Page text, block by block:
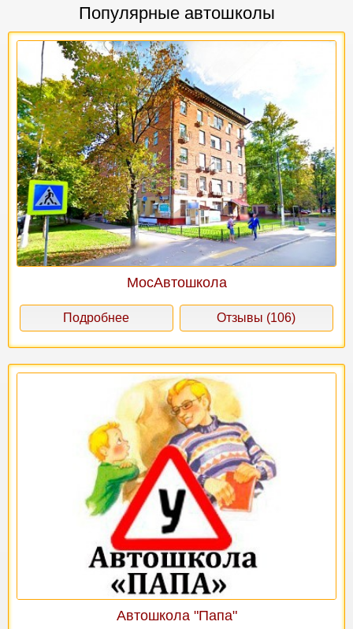
Популярные автошколы
МосАвтошкола
Подробнее Отзывы (106)
Автошкола "Папа"